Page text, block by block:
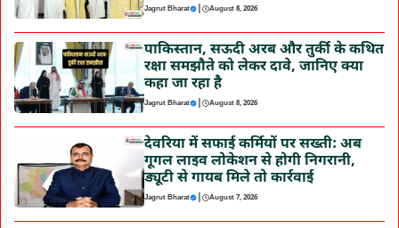
Jagrut Bharat | August 8, 2026
पाकिस्तान, सऊदी अरब और तुर्की के कथित
रक्षा समझौते को लेकर दावे, जानिए क्या
कहा जा रहा है
Jagrut Bharat | August 8, 2026
देवरिया में सफाई कर्मियों पर सख्ती: अब
गूगल लाइव लोकेशन से होगी निगरानी,
ड्यूटी से गायब मिले तो कार्रवाई
Jagrut Bharat | August 7, 2026